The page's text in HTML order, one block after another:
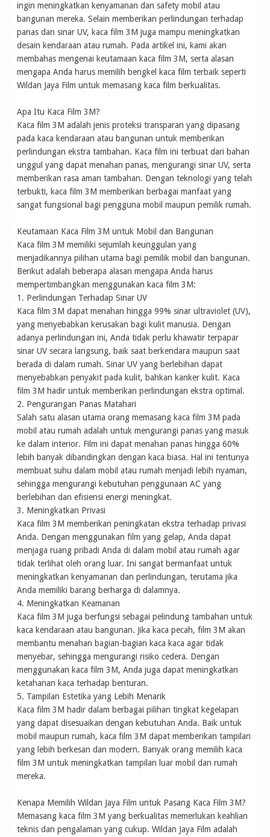
ingin meningkatkan kenyamanan dan safety mobil atau
bangunan mereka. Selain memberikan perlindungan terhadap
panas dan sinar UV, kaca film 3M juga mampu meningkatkan
desain kendaraan atau rumah. Pada artikel ini, kami akan
membahas mengenai keutamaan kaca film 3M, serta alasan
mengapa Anda harus memilih bengkel kaca film terbaik seperti
Wildan Jaya Film untuk memasang kaca film berkualitas.
Apa Itu Kaca Film 3M?
Kaca film 3M adalah jenis proteksi transparan yang dipasang
pada kaca kendaraan atau bangunan untuk memberikan
perlindungan ekstra tambahan. Kaca film ini terbuat dari bahan
unggul yang dapat menahan panas, mengurangi sinar UV, serta
memberikan rasa aman tambahan. Dengan teknologi yang telah
terbukti, kaca film 3M memberikan berbagai manfaat yang
sangat fungsional bagi pengguna mobil maupun pemilik rumah.
Keutamaan Kaca Film 3M untuk Mobil dan Bangunan
Kaca film 3M memiliki sejumlah keunggulan yang
menjadikannya pilihan utama bagi pemilik mobil dan bangunan.
Berikut adalah beberapa alasan mengapa Anda harus
mempertimbangkan menggunakan kaca film 3M:
1. Perlindungan Terhadap Sinar UV
Kaca film 3M dapat menahan hingga 99% sinar ultraviolet (UV),
yang menyebabkan kerusakan bagi kulit manusia. Dengan
adanya perlindungan ini, Anda tidak perlu khawatir terpapar
sinar UV secara langsung, baik saat berkendara maupun saat
berada di dalam rumah. Sinar UV yang berlebihan dapat
menyebabkan penyakit pada kulit, bahkan kanker kulit. Kaca
film 3M hadir untuk memberikan perlindungan ekstra optimal.
2. Pengurangan Panas Matahari
Salah satu alasan utama orang memasang kaca film 3M pada
mobil atau rumah adalah untuk mengurangi panas yang masuk
ke dalam interior. Film ini dapat menahan panas hingga 60%
lebih banyak dibandingkan dengan kaca biasa. Hal ini tentunya
membuat suhu dalam mobil atau rumah menjadi lebih nyaman,
sehingga mengurangi kebutuhan penggunaan AC yang
berlebihan dan efisiensi energi meningkat.
3. Meningkatkan Privasi
Kaca film 3M memberikan peningkatan ekstra terhadap privasi
Anda. Dengan menggunakan film yang gelap, Anda dapat
menjaga ruang pribadi Anda di dalam mobil atau rumah agar
tidak terlihat oleh orang luar. Ini sangat bermanfaat untuk
meningkatkan kenyamanan dan perlindungan, terutama jika
Anda memiliki barang berharga di dalamnya.
4. Meningkatkan Keamanan
Kaca film 3M juga berfungsi sebagai pelindung tambahan untuk
kaca kendaraan atau bangunan. Jika kaca pecah, film 3M akan
membantu menahan bagian-bagian kaca kaca agar tidak
menyebar, sehingga mengurangi risiko cedera. Dengan
menggunakan kaca film 3M, Anda juga dapat meningkatkan
ketahanan kaca terhadap benturan.
5. Tampilan Estetika yang Lebih Menarik
Kaca film 3M hadir dalam berbagai pilihan tingkat kegelapan
yang dapat disesuaikan dengan kebutuhan Anda. Baik untuk
mobil maupun rumah, kaca film 3M dapat memberikan tampilan
yang lebih berkesan dan modern. Banyak orang memilih kaca
film 3M untuk meningkatkan tampilan luar mobil dan rumah
mereka.
Kenapa Memilih Wildan Jaya Film untuk Pasang Kaca Film 3M?
Memasang kaca film 3M yang berkualitas memerlukan keahlian
teknis dan pengalaman yang cukup. Wildan Jaya Film adalah